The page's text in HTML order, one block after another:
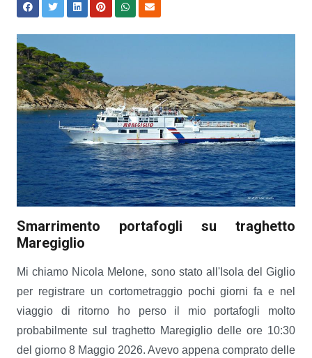
Smarrimento portafogli su traghetto
Maregiglio
Mi chiamo Nicola Melone, sono stato all'Isola del Giglio
per registrare un cortometraggio pochi giorni fa e nel
viaggio di ritorno ho perso il mio portafogli molto
probabilmente sul traghetto Maregiglio delle ore 10:30
del giorno 8 Maggio 2026. Avevo appena comprato delle